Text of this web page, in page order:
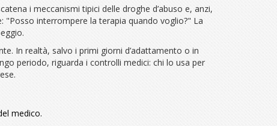
i meccanismi tipici delle droghe d’abuso e, anzi,
"Posso interrompere la terapia quando voglio?" La
In realtà, salvo i primi giorni d’adattamento o in
periodo, riguarda i controlli medici: chi lo usa per
medico.